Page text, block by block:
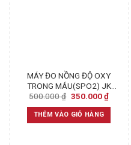
MÁY ĐO NỒNG ĐỘ OXY
TRONG MÁU(SPO2) JK
PLUSE – [HÀN QUỐC]
500.000₫ Original
was:
500.000 ₫.
350.000₫Current
price
THÊM VÀO GIỎ HÀNG